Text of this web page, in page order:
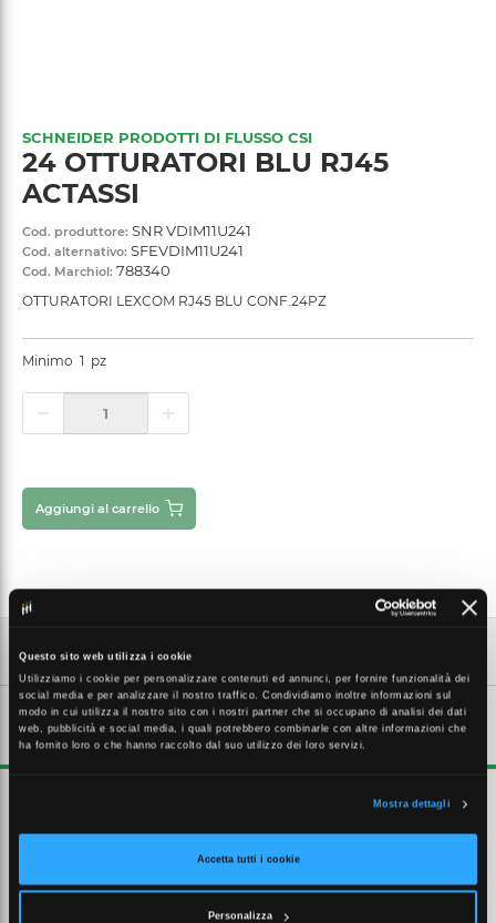
Questo sito web utilizza i cookie
Utilizziamo i cookie per personalizzare contenuti ed annunci, per fornire funzionalità dei
social media e per analizzare il nostro traffico. Condividiamo inoltre informazioni sul
modo in cui utilizza il nostro sito con i nostri partner che si occupano di analisi dei dati
web, pubblicità e social media, i quali potrebbero combinarle con altre informazioni che
ha fornito loro o che hanno raccolto dal suo utilizzo dei loro servizi.
Mostra dettagli
Accetta tutti i cookie
Personalizza
SCHNEIDER PRODOTTI DI FLUSSO CSI
24 OTTURATORI BLU RJ45
ACTASSI
Cod. produttore: SNR VDIM11U241
Cod. alternativo: SFEVDIM11U241
Cod. Marchiol: 788340
OTTURATORI LEXCOM RJ45 BLU CONF.24PZ
Minimo 1 pz
Aggiungi al carrello
DESCRIZIONE ESTESA
aggancia facilmente all'interno del pannello patch dati su ciascuna
porta 24. Le posizioni aperte e chiuse vengono mantenute
automaticamente. Non è necessario utilizzare uno strumento
identificare ciascuna porta individualmente. L'otturatore colorato
consente di identificare l'applicazione porta (telefono, dati, ecc.).